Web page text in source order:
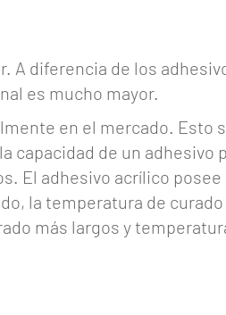
A diferencia de los
es mucho mayor.
en el mercado. Esto
capacidad de un adhesivo
El adhesivo acrílico
la temperatura de curado
más largos y